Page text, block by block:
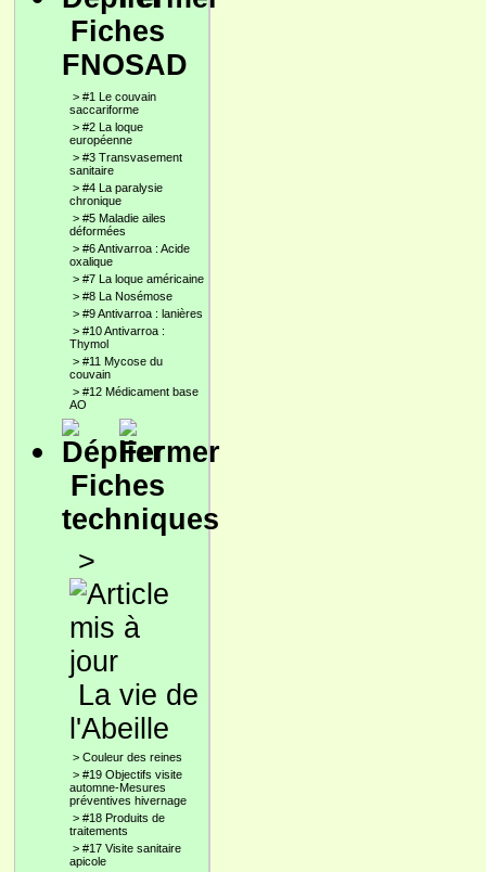
Fiches
FNOSAD
> #1 Le couvain
saccariforme
> #2 La loque
européenne
> #3 Transvasement
sanitaire
> #4 La paralysie
chronique
> #5 Maladie ailes
déformées
> #6 Antivarroa : Acide
oxalique
> #7 La loque américaine
> #8 La Nosémose
> #9 Antivarroa : lanières
> #10 Antivarroa :
Thymol
> #11 Mycose du
couvain
> #12 Médicament base
AO
Fiches
techniques
>
La vie de
l'Abeille
> Couleur des reines
> #19 Objectifs visite
automne-Mesures
préventives hivernage
> #18 Produits de
traitements
> #17 Visite sanitaire
apicole